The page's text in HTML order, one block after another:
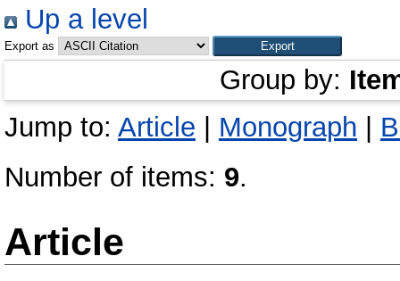
Up a level
Export as
Group by:
Jump to: Article Monograph
Number of items: 9.
Article